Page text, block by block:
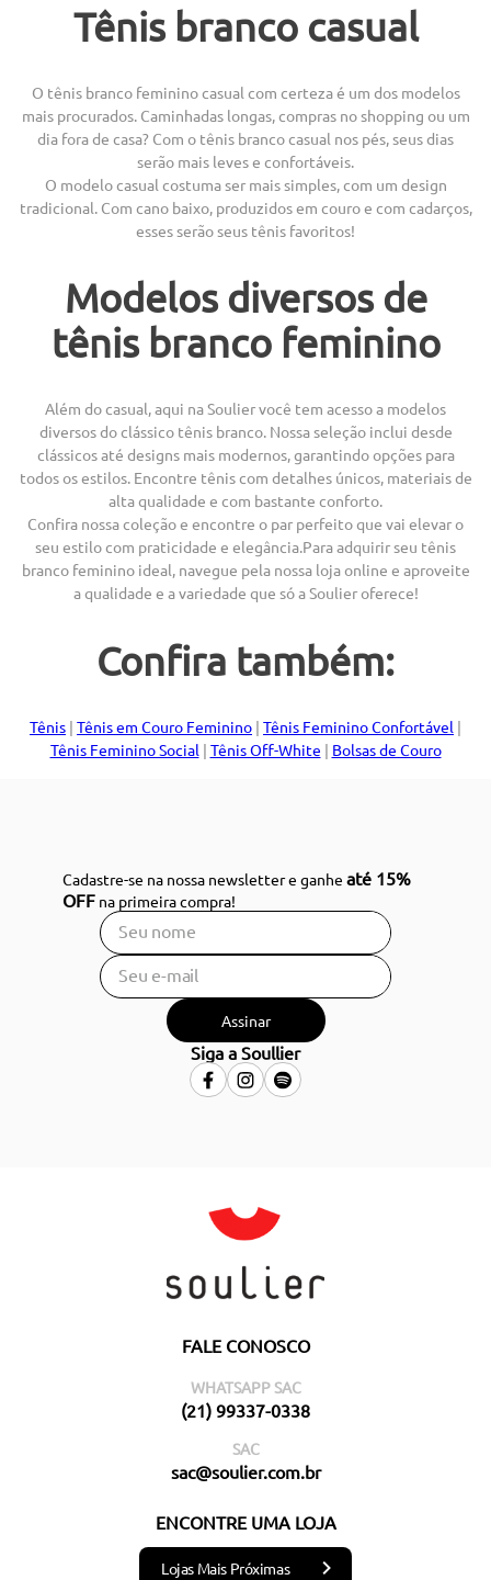
Tênis branco casual
O tênis branco feminino casual com certeza é um dos modelos
mais procurados. Caminhadas longas, compras no shopping ou um
dia fora de casa? Com o tênis branco casual nos pés, seus dias
serão mais leves e confortáveis.
O modelo casual costuma ser mais simples, com um design
tradicional. Com cano baixo, produzidos em couro e com cadarços,
esses serão seus tênis favoritos!
Modelos diversos de
tênis branco feminino
Além do casual, aqui na Soulier você tem acesso a modelos
diversos do clássico tênis branco. Nossa seleção inclui desde
clássicos até designs mais modernos, garantindo opções para
todos os estilos. Encontre tênis com detalhes únicos, materiais de
alta qualidade e com bastante conforto.
Confira nossa coleção e encontre o par perfeito que vai elevar o
seu estilo com praticidade e elegância.Para adquirir seu tênis
branco feminino ideal, navegue pela nossa loja online e aproveite
a qualidade e a variedade que só a Soulier oferece!
Confira também:
Tênis | Tênis em Couro Feminino | Tênis Feminino Confortável |
Tênis Feminino Social | Tênis Off-White | Bolsas de Couro
Cadastre-se na nossa newsletter e ganheaté 15%
OFF na primeira compra!
Assinar
Siga a Soullier
FALE CONOSCO
WHATSAPP SAC
(21) 99337-0338
SAC
sac@soulier.com.br
ENCONTRE UMA LOJA
Lojas Mais Próximas